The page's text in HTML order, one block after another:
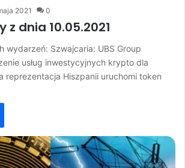
2021 0
z dnia 10.05.2021
wydarzeń: Szwajcaria: UBS Group
usług inwestycyjnych krypto dla
reprezentacja Hiszpanii uruchomi token